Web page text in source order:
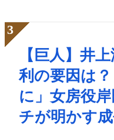
【巨人】井
利の要因は
に」女房役
チが明かす